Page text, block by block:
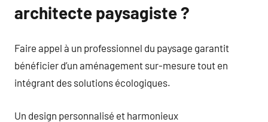
architecte paysagiste ?
Faire appel à un professionnel du paysage garantit
bénéficier d’un aménagement sur-mesure tout en
intégrant des solutions écologiques.
Un design personnalisé et harmonieux